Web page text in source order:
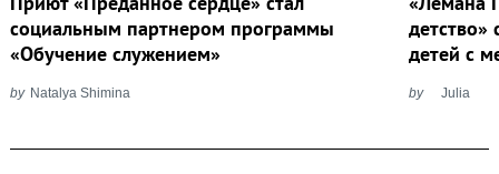
социальным партнером программы
«Обучение служением»
by Natalya Shimina
детство»
детей с
by Julia